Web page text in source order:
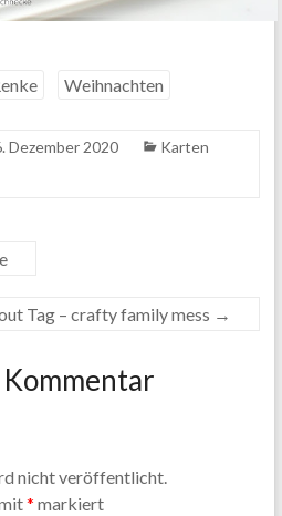
Weihnachten
Dezember 2020
Karten
Tag – crafty family mess →
nicht veröffentlicht.
* markiert